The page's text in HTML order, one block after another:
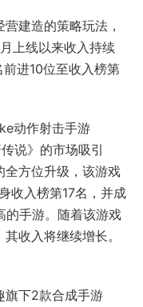
建造的策略玩法，
上线以来收入持续
进10位至收入榜第
动作射击手游
说》的市场吸引
全方位升级，该游戏
收入榜第17名，并成
的手游。随着该游戏
收入将继续增长。
旗下2款合成手游